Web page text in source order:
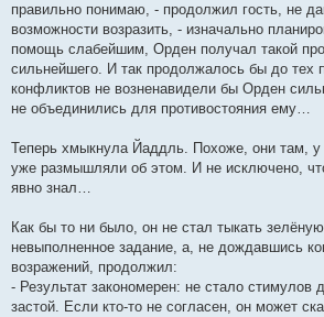
правильно понимаю, - продолжил гость, не
возможности возразить, - изначально
помощь слабейшим, Орден получал такой
сильнейшего. И так продолжалось бы до тех
конфликтов не возненавидели бы Орден
не объединились для противостояния ему…
Теперь хмыкнула Йаддль. Похоже, они там,
уже размышляли об этом. И не исключено,
явно знал…
Как бы то ни было, он не стал тыкать
невыполненное задание, а, не дождавшись
возражений, продолжил:
- Результат закономерен: не стало стимулов
застой. Если кто-то не согласен, он может